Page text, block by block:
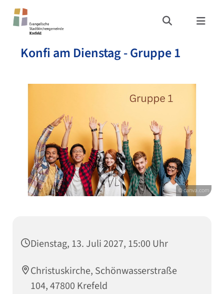
Konfi am Dienstag - Gruppe 1
© canva.com
Dienstag, 13. Juli 2027, 15:00 Uhr
Christuskirche, Schönwasserstraße
104, 47800 Krefeld